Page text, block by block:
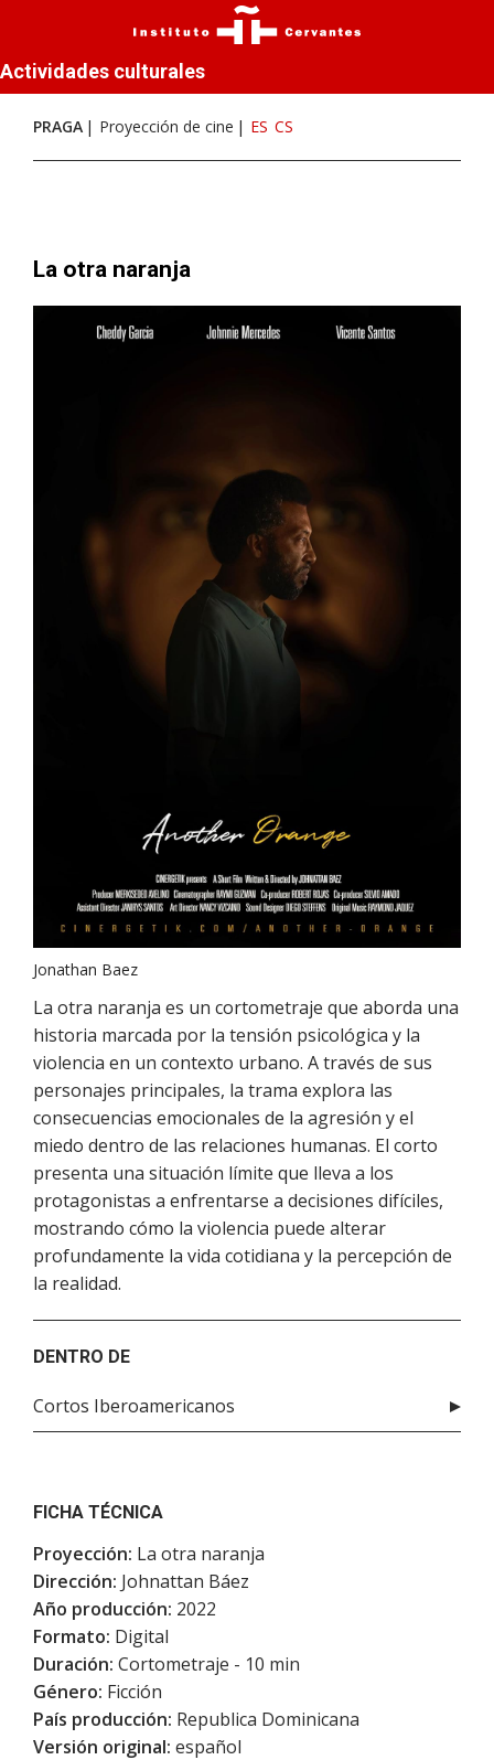
Actividades culturales
PRAGA Proyección de cine ES CS
La otra naranja
Jonathan Baez
La otra naranja es un cortometraje que aborda una
historia marcada por la tensión psicológica y la
violencia en un contexto urbano. A través de sus
personajes principales, la trama explora las
consecuencias emocionales de la agresión y el
miedo dentro de las relaciones humanas. El corto
presenta una situación límite que lleva a los
protagonistas a enfrentarse a decisiones difíciles,
mostrando cómo la violencia puede alterar
profundamente la vida cotidiana y la percepción de
la realidad.
DENTRO DE
Cortos Iberoamericanos
FICHA TÉCNICA
Proyección: La otra naranja
Dirección: Johnattan Báez
Año producción: 2022
Formato: Digital
Duración: Cortometraje - 10 min
Género: Ficción
País producción: Republica Dominicana
Versión original: español